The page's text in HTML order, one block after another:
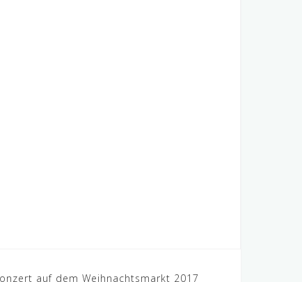
auf dem Weihnachtsmarkt 2017